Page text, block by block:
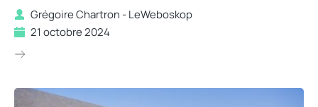
Grégoire Chartron - LeWeboskop
21 octobre 2024